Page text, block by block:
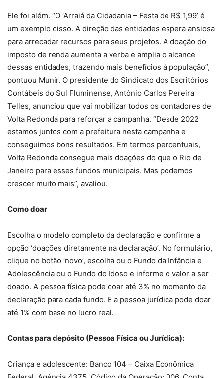
Ele foi além. “O ‘Arraiá da Cidadania – Festa de R$ 1,99’ é
um exemplo disso. A direção das entidades espera ansiosa
para arrecadar recursos para seus projetos. A doação do
imposto de renda aumenta a verba e amplia o alcance
dessas entidades, trazendo mais benefícios à população”,
pontuou Munir. O presidente do Sindicato dos Escritórios
Contábeis do Sul Fluminense, Antônio Carlos Pereira
Telles, anunciou que vai mobilizar todos os contadores de
Volta Redonda para reforçar a campanha. “Desde 2022
estamos juntos com a prefeitura nesta campanha e
conseguimos bons resultados. Em termos percentuais,
Volta Redonda consegue mais doações do que o Rio de
Janeiro para esses fundos municipais. Mas podemos
crescer muito mais”, avaliou.
Como doar
Escolha o modelo completo da declaração e confirme a
opção ‘doações diretamente na declaração’. No formulário,
clique no botão ‘novo’, escolha ou o Fundo da Infância e
Adolescência ou o Fundo do Idoso e informe o valor a ser
doado. A pessoa física pode doar até 3% no momento da
declaração para cada fundo. E a pessoa jurídica pode doar
até 1% com base no lucro real.
Contas para depósito (Pessoa Física ou Jurídica):
Criança e adolescente: Banco 104 – Caixa Econômica